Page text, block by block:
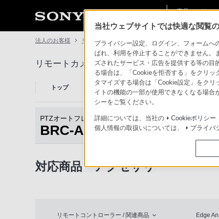
商品・ソリュ
ン情報
法人のお客様 リモートカメラシステム BRC-AM7 対応商
リモートカメラシステム
トップ
リモートカメラシ
ステムとは
商品一覧 関連
PTZオートフレーミングカメラ
BRC-AM7 商品トップ
対応商品・アクセサリー
リモートコントローラー / 関連商品 Edge
当社ウェブサイトでは快適な閲覧
プライバシー設定、ログイン、フォーム
ばれ、利用を停止することができません。
ズされたサービス・広告を提供する等の
る場合は、「Cookieを拒否する」をクリ
タマイズする場合は「Cookie設定」をク
イトの機能の一部が使用できなくなる場
シーをご覧ください。
詳細については、当社の Cookieポリシー
個人情報の取扱いについては、
プライバ